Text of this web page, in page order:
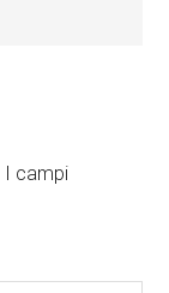
I campi